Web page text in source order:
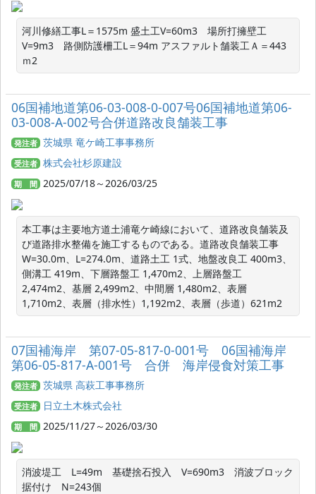
河川修繕工事L＝1575m 盛土工V=60m3　場所打擁壁工
V=9m3　路側防護柵工L＝94m アスファルト舗装工Ａ＝443
06国補地道第06-03-008-0-007号06国補地道第06-
03-008-A-002号合併道路改良舗装工事
発注者 茨城県 竜ケ崎工事事務所
受注者 株式会社杉原建設
期 間 2025/07/18～2026/03/25
本工事は主要地方道土浦竜ケ崎線において、道路改良舗装及
び道路排水整備を施工するものである。道路改良舗装工事
W=30.0m、L=274.0m、道路土工 1式、地盤改良工 400m3、
側溝工 419m、下層路盤工 1,470m2、上層路盤工
2,474m2、基層 2,499m2、中間層 1,480m2、表層
1,710m2、表層（排水性）1,192m2、表層（歩道）621m2
07国補海岸 第07-05-817-0-001号 06国補海岸
第06-05-817-A-001号 合併 海岸侵食対策工事
発注者 茨城県 高萩工事事務所
受注者 日立土木株式会社
期 間 2025/11/27～2026/03/30
消波堤工　L=49m　基礎捨石投入　V=690m3　消波ブロック
据付け　N=243個